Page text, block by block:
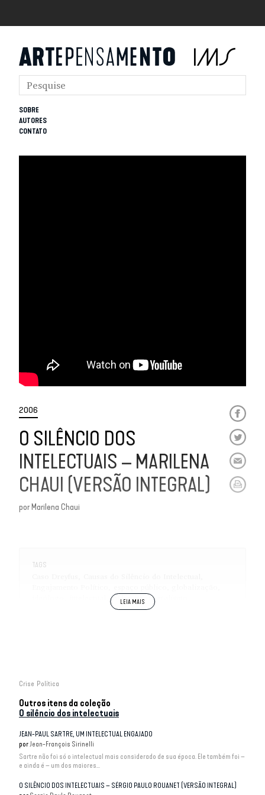
SOBRE
AUTORES
CONTATO
Crise Política
Outros itens da coleção
O silêncio dos intelectuais
JEAN-PAUL SARTRE, UM INTELECTUAL ENGAJADO
por Jean-François Sirinelli
Sartre não foi só o intelectual mais considerado de sua época. Ele também foi –
e ainda é – um dos maiores...
O SILÊNCIO DOS INTELECTUAIS – SÉRGIO PAULO ROUANET (VERSÃO INTEGRAL)
2006
O SILÊNCIO DOS
INTELECTUAIS – MARILENA
CHAUI (VERSÃO INTEGRAL)
por Marilena Chaui
TAGS
mídia
neoliberalismo